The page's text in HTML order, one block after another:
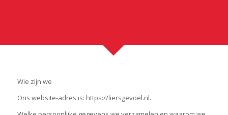
Wie zijn we
Ons website-adres is: https://liersgevoel.nl.